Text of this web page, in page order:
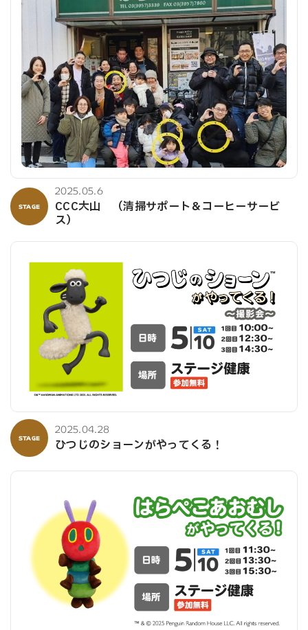
STAGE
2025.05.6
CCC大山 （清掃サポート＆コーヒーサービ
ス）
STAGE
2025.04.28
ひつじのショーンがやってくる！